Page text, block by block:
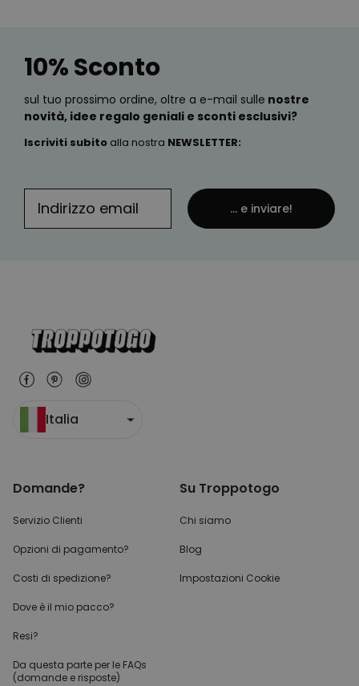
10% Sconto
sul tuo prossimo ordine, oltre a e-mail sulle nostre
novità, idee regalo geniali e sconti esclusivi?
Iscriviti subito alla nostra NEWSLETTER:
... e inviare!
Italia
Domande?
Servizio Clienti
Opzioni di pagamento?
Costi di spedizione?
Dove è il mio pacco?
Resi?
Da questa parte per le FAQs
(domande e risposte)
Su Troppotogo
Chi siamo
Blog
Impostazioni Cookie